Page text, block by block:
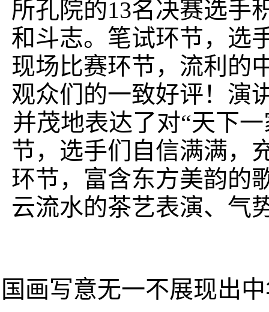
所孔院的13名决赛选手
和斗志。笔试环节，选
现场比赛环节，流利的
观众们的一致好评！演
并茂地表达了对“天下
节，选手们自信满满，
环节，富含东方美韵的
云流水的茶艺表演、气
国画写意无一不展现出